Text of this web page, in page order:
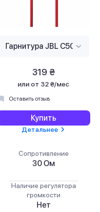
319 ₴
или от 32 ₴/мес
Оставить отзыв
Купить
Детальнее
Сопротивление
30 Ом
Наличие регулятора
громкости
Нет